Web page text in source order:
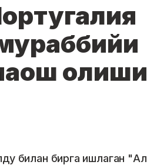
олиши
билан бирга ишлаган "Ал